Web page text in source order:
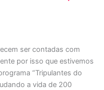
ser contadas com
por isso que estivemos
“Tripulantes do
a vida de 200